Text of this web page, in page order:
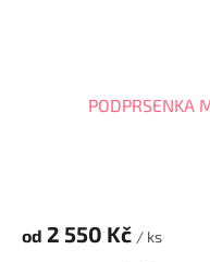
PODPRSENKA
od 2 550 Kč / ks